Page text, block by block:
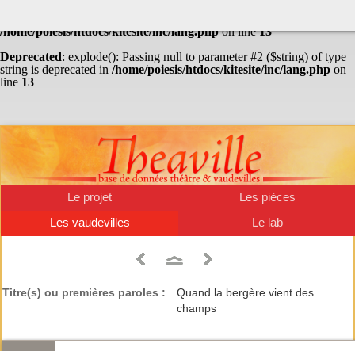
/home/poiesis/htdocs/kitesite/inc/lang.phpon line13
Deprecated: explode(): Passing null to parameter #2 ($string) of type
string is deprecated in /home/poiesis/htdocs/kitesite/inc/lang.php on
line 13
Le projet
Les pièces
Les vaudevilles
Le lab
Titre(s) ou premières paroles :
Quand la bergère vient des
champs